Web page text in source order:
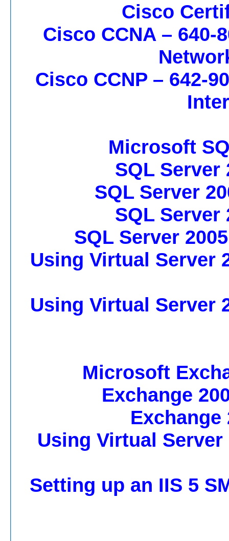
Cisco
Cisco CCNA –
Cisco CCNP – 642-
Microsoft
SQL Server
SQL Server
SQL Server
SQL Server
Using Virtual Server
Using Virtual Server
Microsoft
Exchange
Exchange
Using Virtual
Setting up an IIS 5